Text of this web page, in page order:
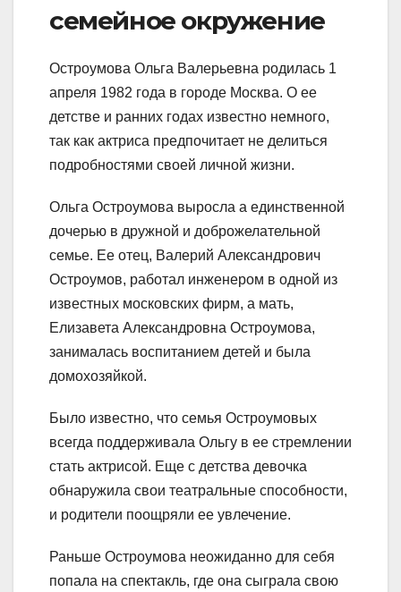
семейное окружение
Остроумова Ольга Валерьевна родилась 1
апреля 1982 года в городе Москва. О ее
детстве и ранних годах известно немного,
так как актриса предпочитает не делиться
подробностями своей личной жизни.
Ольга Остроумова выросла а единственной
дочерью в дружной и доброжелательной
семье. Ее отец, Валерий Александрович
Остроумов, работал инженером в одной из
известных московских фирм, а мать,
Елизавета Александровна Остроумова,
занималась воспитанием детей и была
домохозяйкой.
Было известно, что семья Остроумовых
всегда поддерживала Ольгу в ее стремлении
стать актрисой. Еще с детства девочка
обнаружила свои театральные способности,
и родители поощряли ее увлечение.
Раньше Остроумова неожиданно для себя
попала на спектакль, где она сыграла свою